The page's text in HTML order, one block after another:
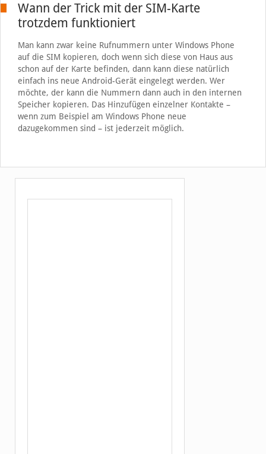
Wann der Trick mit der SIM-Karte
trotzdem funktioniert
Man kann zwar keine Rufnummern unter Windows Phone
auf die SIM kopieren, doch wenn sich diese von Haus aus
schon auf der Karte befinden, dann kann diese natürlich
einfach ins neue Android-Gerät eingelegt werden. Wer
möchte, der kann die Nummern dann auch in den internen
Speicher kopieren. Das Hinzufügen einzelner Kontakte –
wenn zum Beispiel am Windows Phone neue
dazugekommen sind – ist jederzeit möglich.